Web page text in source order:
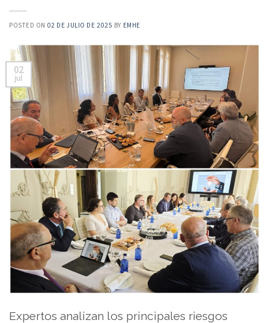
POSTED ON 02 DE JULIO DE 2025 BY EMHE
02
jul
Expertos analizan los principales riesgos